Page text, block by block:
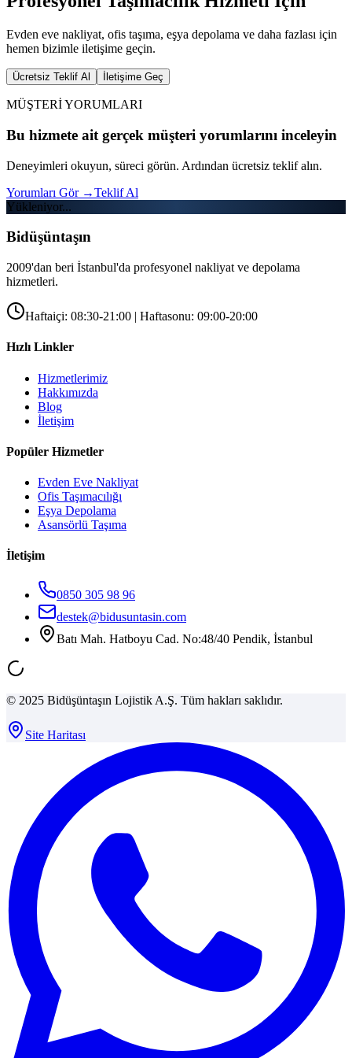
Evden eve nakliyat, ofis taşıma, eşya depolama ve daha fazlası için
hemen bizimle iletişime geçin.
Ücretsiz Teklif Al İletişime Geç
MÜŞTERİ YORUMLARI
Bu hizmete ait gerçek müşteri yorumlarını inceleyin
Deneyimleri okuyun, süreci görün. Ardından ücretsiz teklif alın.
Yorumları Gör →Teklif Al
Yükleniyor...
Bidüşüntaşın
2009'dan beri İstanbul'da profesyonel nakliyat ve depolama
hizmetleri.
Haftaiçi: 08:30-21:00 | Haftasonu: 09:00-20:00
Hızlı Linkler
Hizmetlerimiz
Hakkımızda
Blog
İletişim
Popüler Hizmetler
Evden Eve Nakliyat
Ofis Taşımacılığı
Eşya Depolama
Asansörlü Taşıma
İletişim
0850 305 98 96
destek@bidusuntasin.com
Batı Mah. Hatboyu Cad. No:48/40 Pendik, İstanbul
© 2025 Bidüşüntaşın Lojistik A.Ş. Tüm hakları saklıdır.
Site Haritası